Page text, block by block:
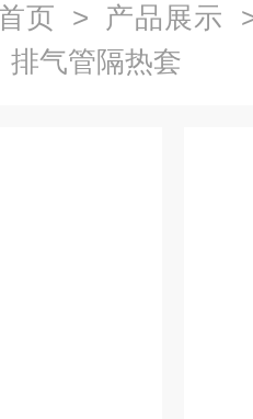
页 > 产品展示
排气管隔热套